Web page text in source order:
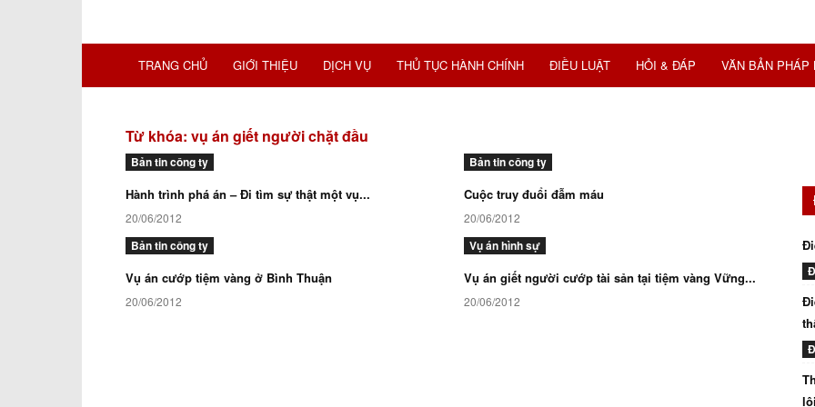
TRANG CHỦ GIỚI THIỆU DỊCH VỤ THỦ TỤC HÀNH CHÍNH ĐIỀU LUẬT HỎI & ĐÁP VĂN BẢN PHÁP
Từ khóa: vụ án giết người chặt đầu
Bản tin công ty
Hành trình phá án – Đi tìm sự thật một vụ...
20/06/2012
Bản tin công ty
Cuộc truy đuổi đẫm máu
20/06/2012
Bản tin công ty
Vụ án cướp tiệm vàng ở Bình Thuận
20/06/2012
Vụ án hình sự
Vụ án giết người cướp tài sản tại tiệm vàng Vững...
20/06/2012